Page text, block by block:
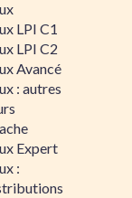
LPI C1
LPI C2
Avancé
: autres
Expert
: